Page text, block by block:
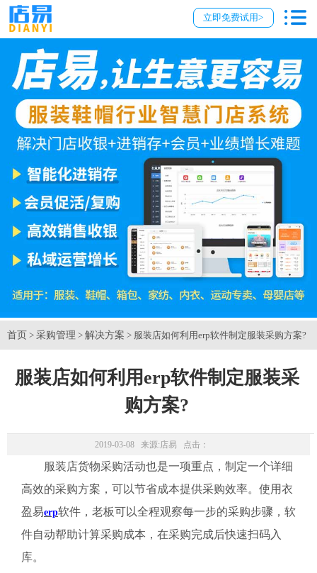
立即免费试用>
首页 > 采购管理 > 解决方案 > 服装店如何利用erp软件制定服装采购方案?
服装店如何利用erp软件制定服装采
购方案?
2019-03-08 来源:店易 点击：
服装店货物采购活动也是一项重点，制定一个详细
高效的采购方案，可以节省成本提供采购效率。使用衣
盈易erp软件，老板可以全程观察每一步的采购步骤，软
件自动帮助计算采购成本，在采购完成后快速扫码入
库。